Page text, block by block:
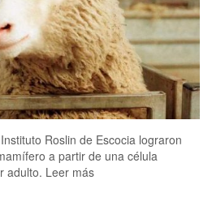
Roslin de Escocia lograron
a partir de una célula
adulto. Leer más